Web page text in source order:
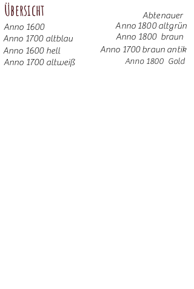
Abtenauer
Übersicht
Anno 1600
Anno 1700 altblau
Anno 1600 hell
Anno 1700 altweiß
Anno 1800 altgrün
Anno 1800 braun
Anno 1700 braun antik
Anno 1800 Gold